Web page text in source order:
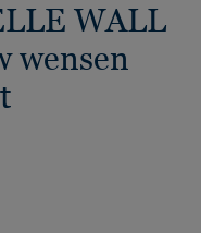
WALL
wensen